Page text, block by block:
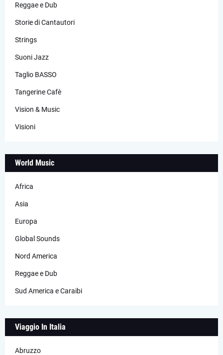
Reggae e Dub
Storie di Cantautori
Strings
Suoni Jazz
Taglio BASSO
Tangerine Cafè
Vision & Music
Visioni
World Music
Africa
Asia
Europa
Global Sounds
Nord America
Reggae e Dub
Sud America e Caraibi
Viaggio In Italia
Abruzzo